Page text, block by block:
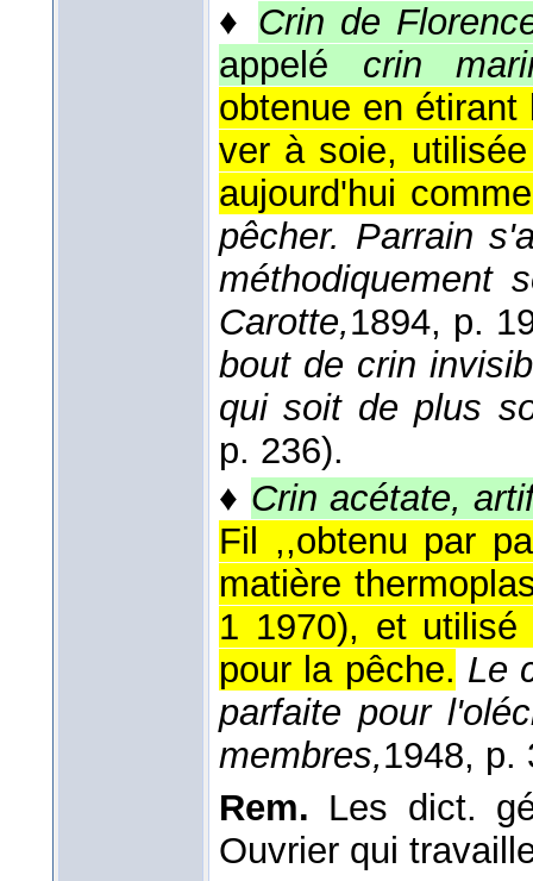
♦ Crin de
appelé crin
obtenue en
ver à soie,
aujourd'hui
pêcher. Parrain
méthodiquement
Carotte,1894, p.
bout de crin
qui soit de plus
p. 236).
♦ Crin acétate,
Fil ,,obtenu par
matière
1 1970), et utilisé
pour la pêche. Le
parfaite pour
membres,1948, p.
Rem. Les dict.
Ouvrier qui